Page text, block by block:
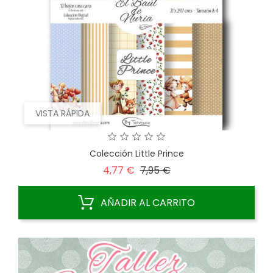
VISTA RÁPIDA
Colección Little Prince
4,77 € Precio
7,95 €Precio
AÑADIR AL CARRITO